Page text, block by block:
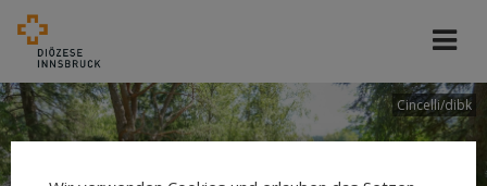
Cincelli/dibk